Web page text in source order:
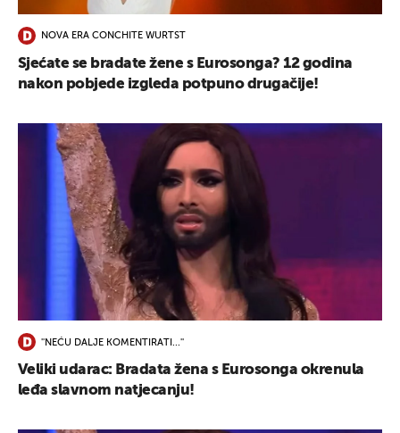
NOVA ERA CONCHITE WURTST
Sjećate se bradate žene s Eurosonga? 12 godina
nakon pobjede izgleda potpuno drugačije!
''NEĆU DALJE KOMENTIRATI...''
Veliki udarac: Bradata žena s Eurosonga okrenula
leđa slavnom natjecanju!